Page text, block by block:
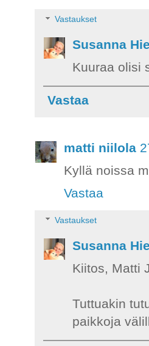
Vastaukset
Susanna
Kuuraa olisi
Vastaa
matti niilola
Kyllä noissa
Vastaa
Vastaukset
Susanna
Kiitos, Matti
Tuttuakin
paikkoja